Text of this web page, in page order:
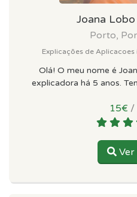
Joana Lobo
Porto,
Explicações de
Olá! O meu nome é
explicadora há 5 anos.
15€ /
Ver